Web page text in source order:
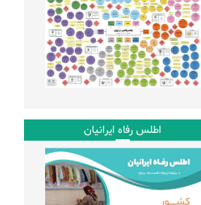
اطلس رفاه ایرانیان